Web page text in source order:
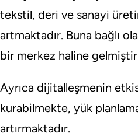
tekstil, deri ve sanayi
artmaktadır. Buna bağlı
bir merkez haline
Ayrıca dijitalleşmenin
kurabilmekte, yük
artırmaktadır.